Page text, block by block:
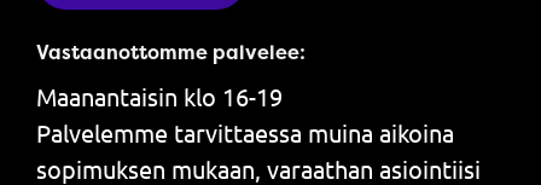
Vastaanottomme palvelee:
Maanantaisin klo 16-19
Palvelemme tarvittaessa muina aikoina
sopimuksen mukaan, varaathan asiointiisi